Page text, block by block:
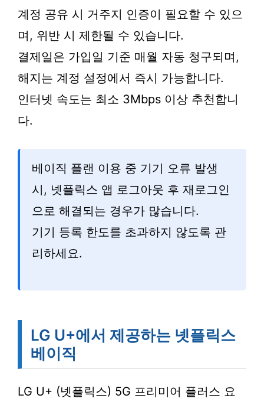
계정 공유 시 거주지 인증이 필요할 수 있으
며, 위반 시 제한될 수 있습니다.
결제일은 가입일 기준 매월 자동 청구되며,
해지는 계정 설정에서 즉시 가능합니다.
인터넷 속도는 최소 3Mbps 이상 추천합니
다.
베이직 플랜 이용 중 기기 오류 발생
시, 넷플릭스 앱 로그아웃 후 재로그인
으로 해결되는 경우가 많습니다.
기기 등록 한도를 초과하지 않도록 관
리하세요.
LG U+에서 제공하는 넷플릭스
베이직
LG U+ (넷플릭스) 5G 프리미어 플러스 요